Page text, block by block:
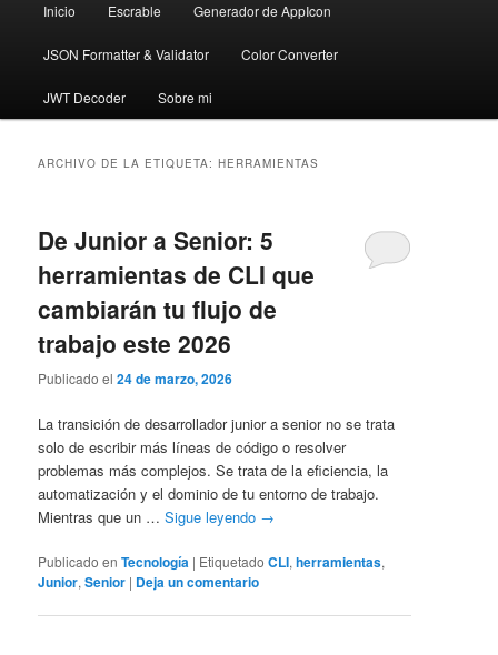
Inicio Escrable Generador de AppIcon
JSON Formatter & Validator Color Converter
JWT Decoder Sobre mi
ARCHIVO DE LA ETIQUETA:HERRAMIENTAS
De Junior a Senior: 5
herramientas de CLI que
cambiarán tu flujo de
trabajo este 2026
Publicado el24 de marzo, 2026
La transición de desarrollador junior a senior no se trata
solo de escribir más líneas de código o resolver
problemas más complejos. Se trata de la eficiencia, la
automatización y el dominio de tu entorno de trabajo.
Mientras que un …Sigue leyendo →
Publicado en Tecnología | Etiquetado CLI,herramientas,
Junior,Senior | Deja un comentario